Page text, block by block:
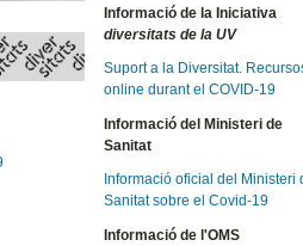
Informació de la Iniciativa
diversitats de la UV
Suport a la Diversitat.
online durant el COVID-19
Informació del Ministeri de
Sanitat
Informació oficial del Ministeri
Sanitat sobre el Covid-19
Informació de l'OMS